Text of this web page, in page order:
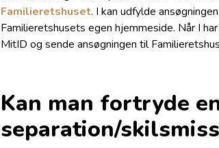
Familieretshuset. I kan udfylde
Familieretshusets egen hjemmeside. Når I
MitID og sende ansøgningen til
Kan man fortryde
separation/